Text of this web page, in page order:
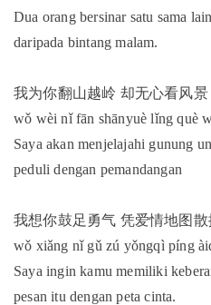
Dua orang bersinar satu sama
daripada bintang malam.
我为你翻山越岭 却无心看风景
wǒ wèi nǐ fān shānyuè lǐng què
Saya akan menjelajahi gunung
peduli dengan pemandangan
我想你鼓足勇气 凭爱情地图散
wǒ xiǎng nǐ gǔ zú yǒngqì píng
Saya ingin kamu memiliki
pesan itu dengan peta cinta.